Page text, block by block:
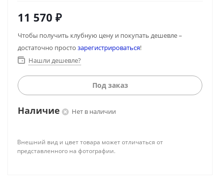
11 570 ₽
Чтобы получить клубную цену и покупать дешевле –
достаточно просто зарегистрироваться!
Нашли дешевле?
Под заказ
Наличие Нет в наличии
Внешний вид и цвет товара может отличаться от
представленного на фотографии.